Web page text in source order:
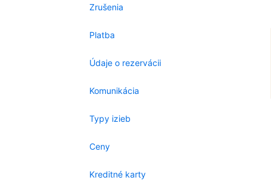
Zrušenia
Platba
Údaje o rezervácii
Komunikácia
Typy izieb
Ceny
Kreditné karty